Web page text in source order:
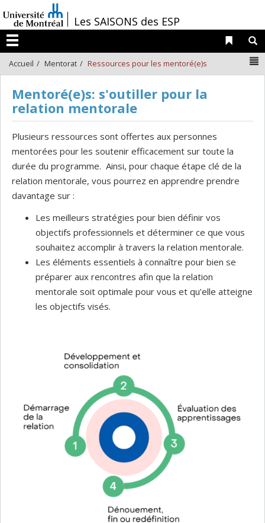
au
contenu
/Les SAISONS des ESP
Menu
Liens
Accueil Mentorat Ressources pour les mentoré(e)s
Mentoré(e)s: s'outiller pour la
relation mentorale
Plusieurs ressources sont offertes aux personnes
mentorées pour les soutenir efficacement sur toute la
durée du programme. Ainsi, pour chaque étape clé de la
relation mentorale, vous pourrez en apprendre prendre
davantage sur :
Les meilleurs stratégies pour bien définir vos
objectifs professionnels et déterminer ce que vous
souhaitez accomplir à travers la relation mentorale.
Les éléments essentiels à connaître pour bien se
préparer aux rencontres afin que la relation
mentorale soit optimale pour vous et qu’elle atteigne
les objectifs visés.